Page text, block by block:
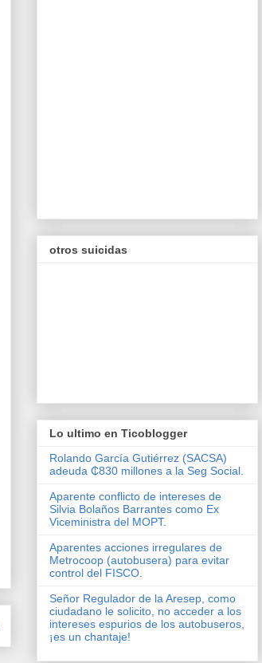
otros suicidas
Lo ultimo en Ticoblogger
Rolando García Gutiérrez (SACSA)
adeuda ₵830 millones a la Seg Social.
Aparente conflicto de intereses de
Silvia Bolaños Barrantes como Ex
Viceministra del MOPT.
Aparentes acciones irregulares de
Metrocoop (autobusera) para evitar
control del FISCO.
Señor Regulador de la Aresep, como
ciudadano le solicito, no acceder a los
intereses espurios de los autobuseros,
¡es un chantaje!